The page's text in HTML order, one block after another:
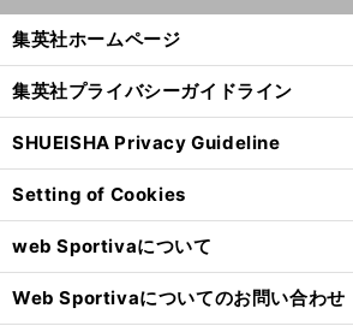
集英社ホームページ
集英社プライバシーガイドライン
SHUEISHA Privacy Guideline
Setting of Cookies
web Sportivaについて
Web Sportivaについてのお問い合わせ